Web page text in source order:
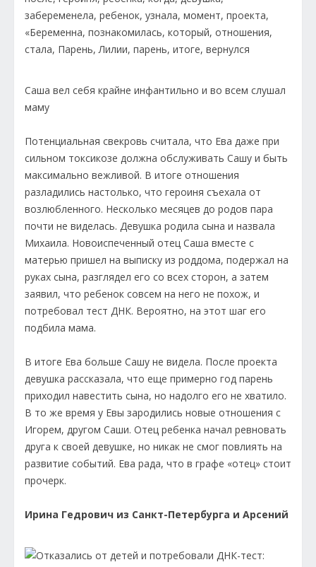
Саша вел себя крайне инфантильно и во всем слушал
маму
Потенциальная свекровь считала, что Ева даже при
сильном токсикозе должна обслуживать Сашу и быть
максимально вежливой. В итоге отношения
разладились настолько, что героиня съехала от
возлюбленного. Несколько месяцев до родов пара
почти не виделась. Девушка родила сына и назвала
Михаила. Новоиспеченный отец Саша вместе с
матерью пришел на выписку из роддома, подержал на
руках сына, разглядел его со всех сторон, а затем
заявил, что ребенок совсем на него не похож, и
потребовал тест ДНК. Вероятно, на этот шаг его
подбила мама.
В итоге Ева больше Сашу не видела. После проекта
девушка рассказала, что еще примерно год парень
приходил навестить сына, но надолго его не хватило.
В то же время у Евы зародились новые отношения с
Игорем, другом Саши. Отец ребенка начал ревновать
друга к своей девушке, но никак не смог повлиять на
развитие событий. Ева рада, что в графе «отец» стоит
прочерк.
Ирина Гедрович из Санкт-Петербурга и Арсений